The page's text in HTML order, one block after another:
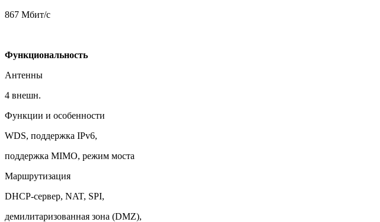
867 Мбит/с
Функциональность
Антенны
4 внешн.
Функции и особенности
WDS, поддержка IPv6,
поддержка MIMO, режим моста
Маршрутизация
DHCP-сервер, NAT, SPI,
демилитаризованная зона (DMZ),